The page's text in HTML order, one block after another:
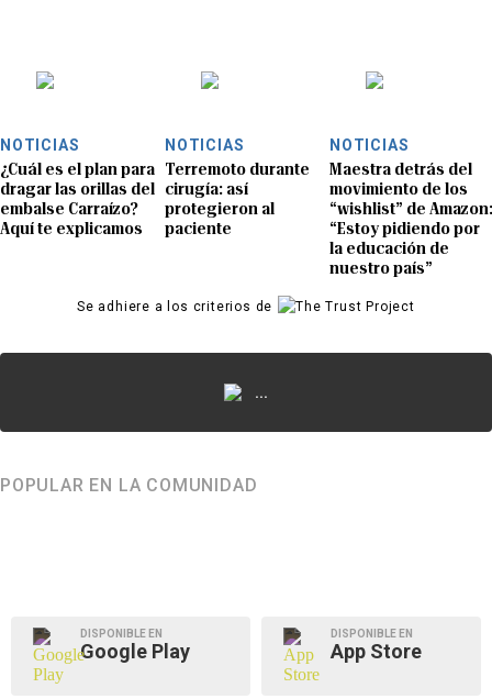
NOTICIAS
¿Cuál es el plan para
dragar las orillas del
embalse Carraízo?
Aquí te explicamos
NOTICIAS
Terremoto durante
cirugía: así
protegieron al
paciente
NOTICIAS
Maestra detrás del
movimiento de los
“wishlist” de Amazon:
“Estoy pidiendo por
la educación de
nuestro país”
Se adhiere a los criterios de
...
POPULAR EN LA COMUNIDAD
DISPONIBLE EN
Google Play
DISPONIBLE EN
App Store